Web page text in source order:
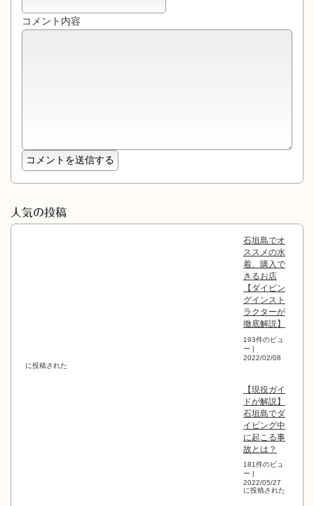
コメント内容
人気の投稿
石垣島でオ
ススメの水
着、購入で
きるお店
【ダイビン
グインスト
ラクターが
徹底解説】
193件のビュ
ー |
2022/02/08
に投稿された
【現役ガイ
ドが解説】
石垣島でダ
イビング中
に起こる事
故とは？
181件のビュ
ー |
2022/05/27
に投稿された